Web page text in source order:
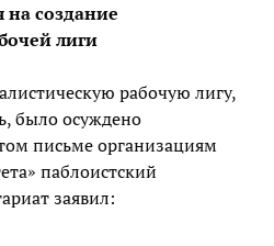
на создание
лиги
рабочую лигу,
было осуждено
письме организациям
паблоистский
заявил: